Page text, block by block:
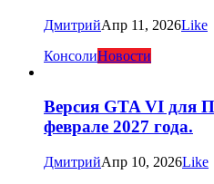
ДмитрийАпр 11, 2026Like
КонсолиНовости
Версия GTA VI для
феврале 2027 года.
ДмитрийАпр 10, 2026Like